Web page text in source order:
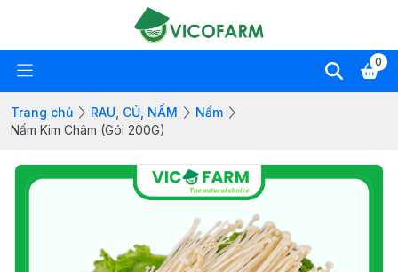
0
Trang chủ RAU, CỦ, NẤM
Nấm
Nấm Kim Châm (Gói 200G)